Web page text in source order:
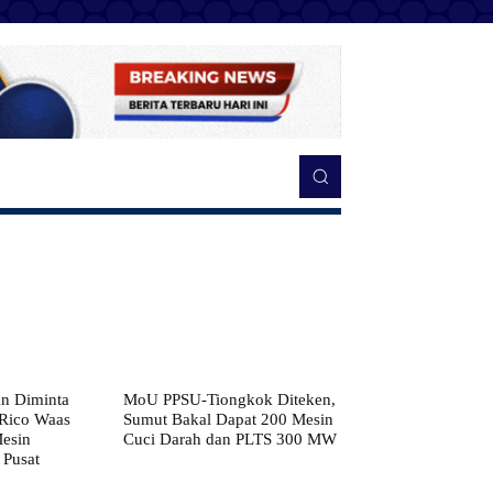
Diminta
Waas
MoU PPSU-Tiongkok Diteken,
Sumut Bakal Dapat 200 Mesin
Cuci Darah dan PLTS 300 MW